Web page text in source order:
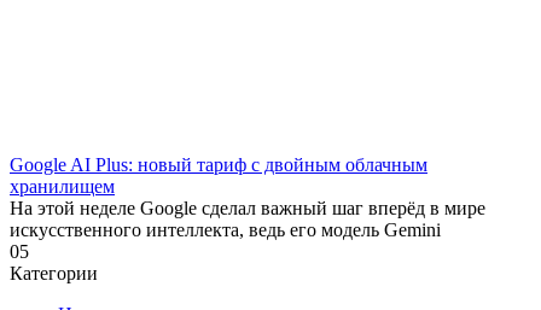
Google AI Plus: новый тариф с двойным облачным
хранилищем
На этой неделе Google сделал важный шаг вперёд в мире
искусственного интеллекта, ведь его модель Gemini
05
Категории